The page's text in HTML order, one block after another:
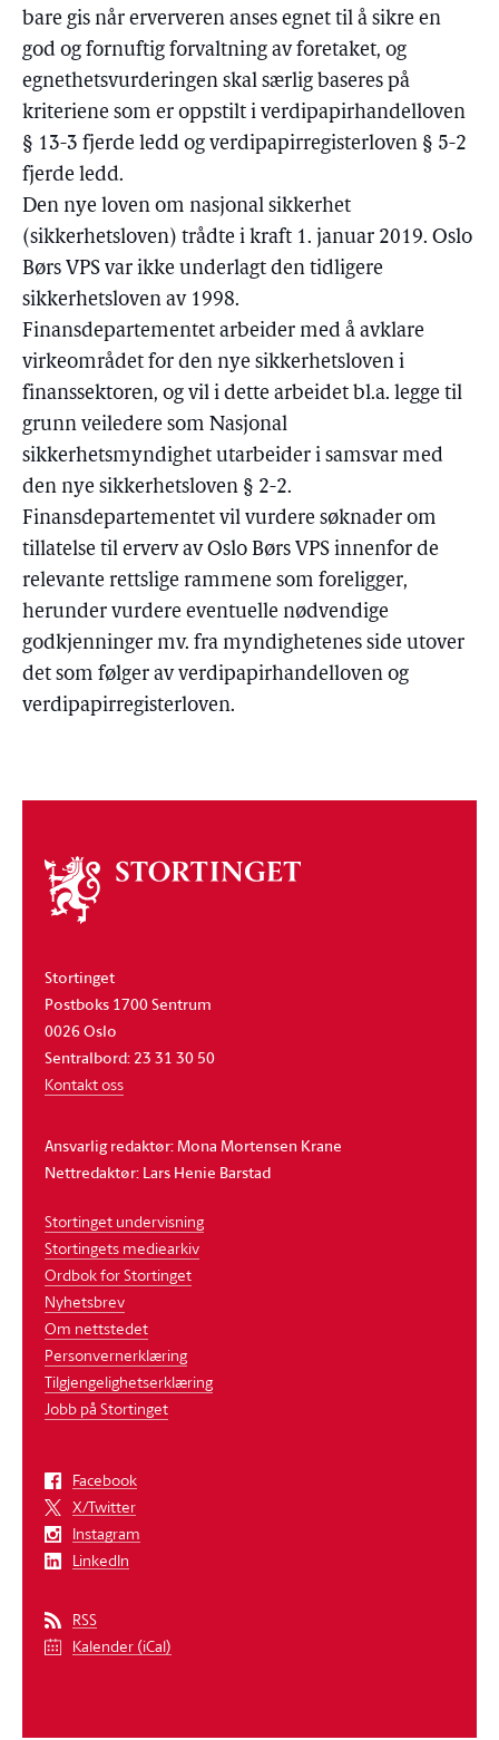
bare gis når erververen anses egnet til å sikre en
god og fornuftig forvaltning av foretaket, og
egnethetsvurderingen skal særlig baseres på
kriteriene som er oppstilt i verdipapirhandelloven
§ 13-3 fjerde ledd og verdipapirregisterloven § 5-2
fjerde ledd.
Den nye loven om nasjonal sikkerhet
(sikkerhetsloven) trådte i kraft 1. januar 2019. Oslo
Børs VPS var ikke underlagt den tidligere
sikkerhetsloven av 1998.
Finansdepartementet arbeider med å avklare
virkeområdet for den nye sikkerhetsloven i
finanssektoren, og vil i dette arbeidet bl.a. legge til
grunn veiledere som Nasjonal
sikkerhetsmyndighet utarbeider i samsvar med
den nye sikkerhetsloven § 2-2.
Finansdepartementet vil vurdere søknader om
tillatelse til erverv av Oslo Børs VPS innenfor de
relevante rettslige rammene som foreligger,
herunder vurdere eventuelle nødvendige
godkjenninger mv. fra myndighetenes side utover
det som følger av verdipapirhandelloven og
verdipapirregisterloven.
Om
stortinget
Stortinget
Postboks 1700 Sentrum
0026 Oslo
Sentralbord: 23 31 30 50
Kontakt oss
Ansvarlig redaktør: Mona Mortensen Krane
Nettredaktør: Lars Henie Barstad
Stortinget undervisning
Stortingets mediearkiv
Ordbok for Stortinget
Nyhetsbrev
Om nettstedet
Personvernerklæring
Tilgjengelighetserklæring
Jobb på Stortinget
Facebook
X/Twitter
Instagram
LinkedIn
RSS
Kalender (iCal)